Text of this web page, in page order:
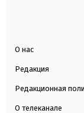
О нас
Редакция
Редакционная
О телеканале